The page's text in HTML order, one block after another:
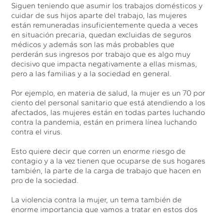
Siguen teniendo que asumir los trabajos domésticos y
cuidar de sus hijos aparte del trabajo, las mujeres
están remuneradas insuficientemente queda a veces
en situación precaria, quedan excluidas de seguros
médicos y además son las más probables que
perderán sus ingresos por trabajo que es algo muy
decisivo que impacta negativamente a ellas mismas,
pero a las familias y a la sociedad en general.
Por ejemplo, en materia de salud, la mujer es un 70 por
ciento del personal sanitario que está atendiendo a los
afectados, las mujeres están en todas partes luchando
contra la pandemia, están en primera línea luchando
contra el virus.
Esto quiere decir que corren un enorme riesgo de
contagio y a la vez tienen que ocuparse de sus hogares
también, la parte de la carga de trabajo que hacen en
pro de la sociedad.
La violencia contra la mujer, un tema también de
enorme importancia que vamos a tratar en estos dos